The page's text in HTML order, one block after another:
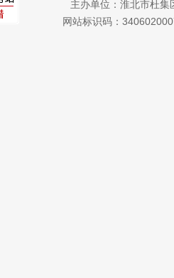
主办单位：淮北市杜
网站标识码：